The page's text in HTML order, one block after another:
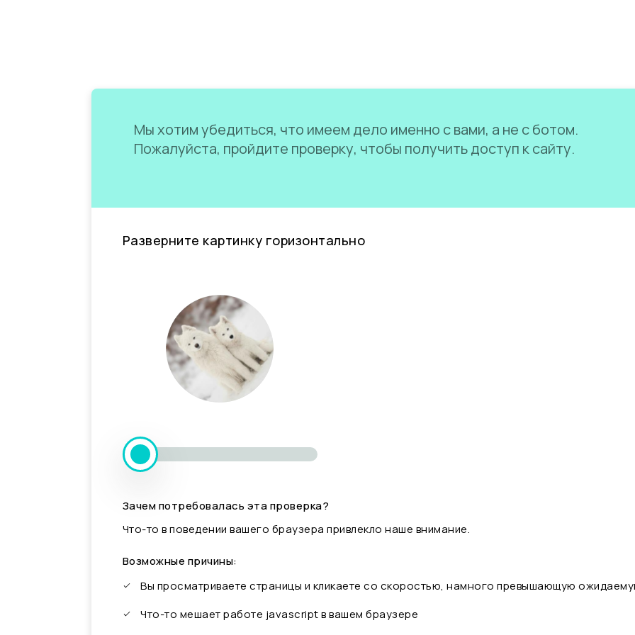
Мы хотим убедиться, что имеем дело именно с вами, а не с ботом.
Пожалуйста, пройдите проверку, чтобы получить доступ к сайту.
Разверните картинку горизонтально
Зачем потребовалась эта проверка?
Что-то в поведении вашего браузера привлекло наше внимание.
Возможные причины:
Вы просматриваете страницы и кликаете со скоростью, намного превышающую
Что-то мешает работе javascript в вашем браузере